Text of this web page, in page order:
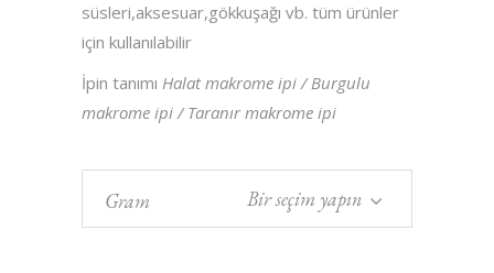
süsleri,aksesuar,gökkuşağı vb. tüm ürünler
için kullanılabilir
İpin tanımı Halat makrome ipi / Burgulu
makrome ipi / Taranır makrome ipi
Gram Bir seçim yapın